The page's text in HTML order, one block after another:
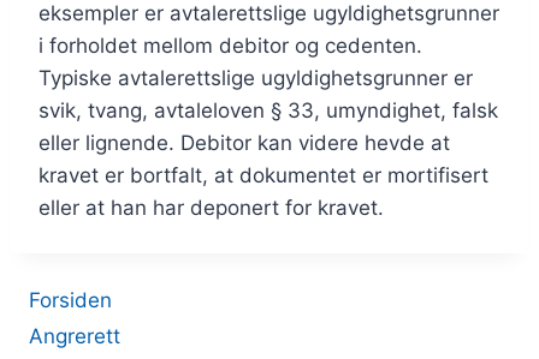
eksempler er avtalerettslige ugyldighetsgrunner
i forholdet mellom debitor og cedenten.
Typiske avtalerettslige ugyldighetsgrunner er
svik, tvang, avtaleloven § 33, umyndighet, falsk
eller lignende. Debitor kan videre hevde at
kravet er bortfalt, at dokumentet er mortifisert
eller at han har deponert for kravet.
Forsiden
Angrerett